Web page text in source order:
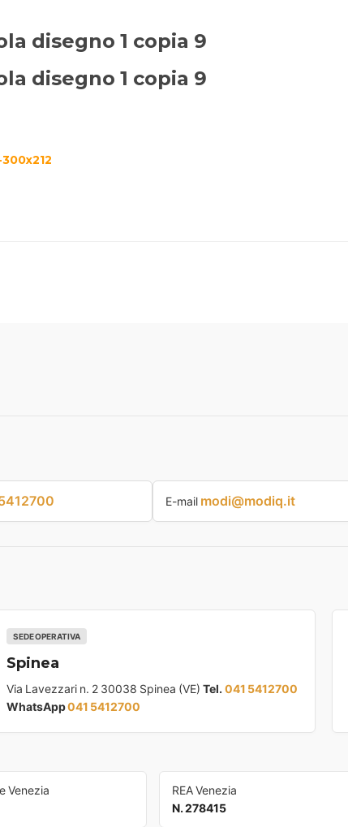
disegno 1 copia 9
disegno 1 copia 9
E-mail modi@modiq.it
SEDE OPERATIVA
Spinea
Via Lavezzari n. 2 30038 Spinea (VE)Tel. 041 5412700
WhatsApp041 5412700
Venezia
REA Venezia
N. 278415